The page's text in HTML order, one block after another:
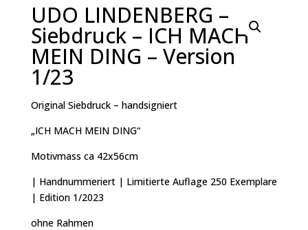
UDO LINDENBERG –
Siebdruck – ICH MACH
MEIN DING – Version
1/23
Original Siebdruck– handsigniert
„ICH MACH MEIN DING“
Motivmass ca 42x56cm
| Handnummeriert | Limitierte Auflage 250 Exemplare
| Edition 1/2023
ohne Rahmen